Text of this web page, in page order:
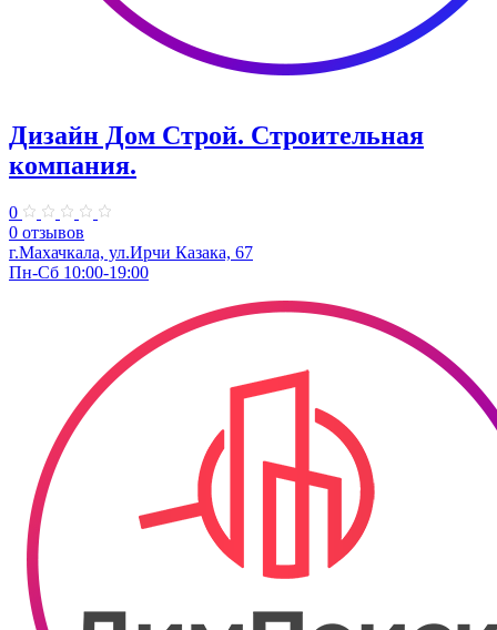
Дизайн Дом Строй. Строительная
компания.
0
0 отзывов
г.Махачкала, ул.Ирчи Казака, 67
Пн-Сб 10:00-19:00